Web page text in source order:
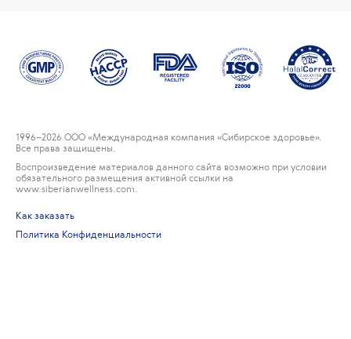
1996–2026 ООО «Международная компания «Сибирское здоровье».
Все права защищены.
Воспроизведение материалов данного сайта возможно при условии
обязательного размещения активной ссылки на
www.siberianwellness.com.
Как заказать
Политика Конфиденциальности